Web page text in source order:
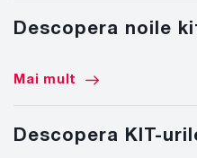
Descopera noile
Mai mult
Descopera KIT-